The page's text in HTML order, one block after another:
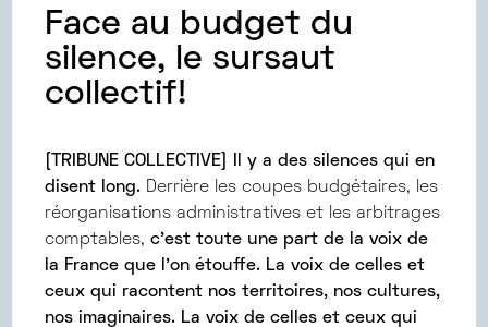
Face au budget du
silence, le sursaut
collectif!
[TRIBUNE COLLECTIVE] Il y a des silences qui en
disent long. Derrière les coupes budgétaires, les
réorganisations administratives et les arbitrages
comptables, c’est toute une part de la voix de
la France que l’on étouffe. La voix de celles et
ceux qui racontent nos territoires, nos cultures,
nos imaginaires. ​ La voix de celles et ceux qui